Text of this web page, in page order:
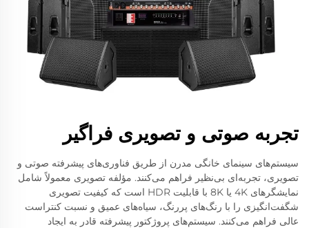
تجربه صوتی و تصویری فراگیر
سیستم‌های سینمای خانگی مدرن از طریق فناوری‌های پیشرفته صوتی و
تصویری، تجربه‌ای بی‌نظیر فراهم می‌کنند. مؤلفه تصویری معمولاً شامل
نمایشگرهای 4K یا 8K با قابلیت HDR است که کیفیت تصویری
شگفت‌انگیزی را با رنگ‌های پررنگ، سیاه‌های عمیق و نسبت کنتراست
عالی فراهم می‌کنند. سیستم‌های پروژکتور پیشرفته قادر به ایجاد